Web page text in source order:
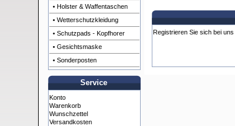
• Holster & Waffentaschen
• Wetterschutzkleidung
• Schutzpads - Kopfhorer
• Gesichtsmaske
• Sonderposten
Service
Konto
Warenkorb
Wunschzettel
Versandkosten
Registrieren Sie sich bei